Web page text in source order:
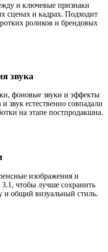
и ключевые признаки
сценах и кадрах. Подходит
роликов и брендовых
звука
фоновые звуки и эффекты
звук естественно совпадали
на этапе постпродакшна.
изображения и
чтобы лучше сохранить
и общий визуальный стиль.